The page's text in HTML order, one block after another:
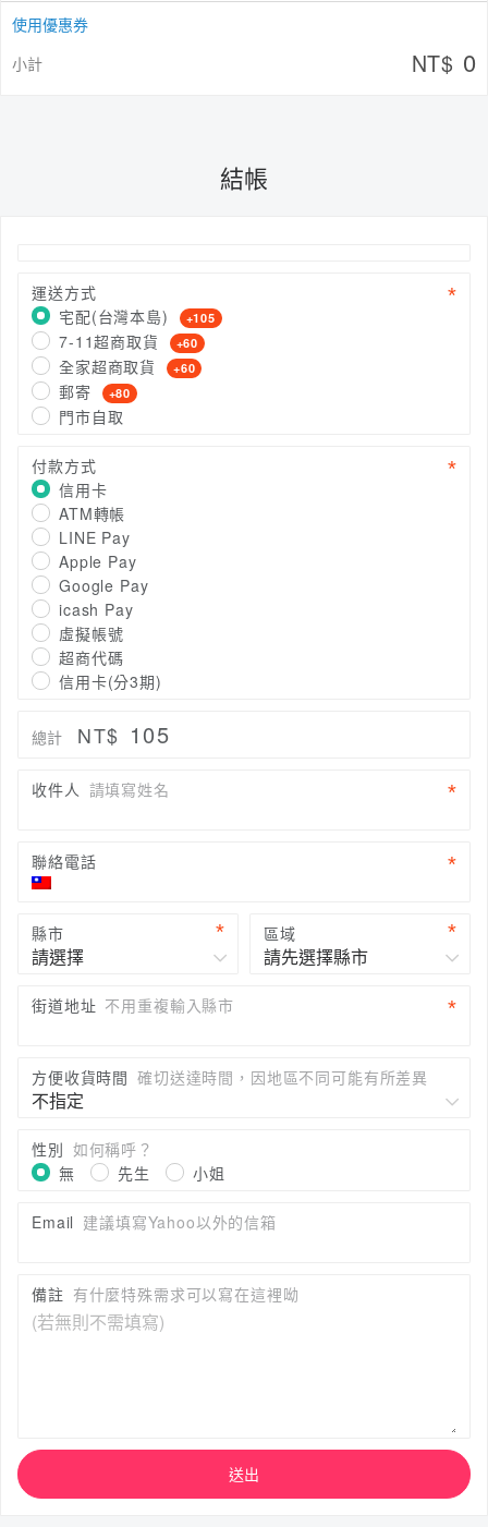
使用優惠券
小計
NT$ 0
結帳
運送方式
宅配(台灣本島)
+105
7-11超商取貨 +60
全家超商取貨 +60
郵寄 +80
門市自取
付款方式
信用卡
ATM轉帳
LINE Pay
Apple Pay
Google Pay
icash Pay
虛擬帳號
超商代碼
信用卡(分3期)
總計 NT$ 105
收件人 請填寫姓名
聯絡電話
縣市 區域
街道地址 不用重複輸入縣市
方便收貨時間 確切送達時間，因地區不同可能有所差異
性別 如何稱呼？
無
先生 小姐
Email 建議填寫Yahoo以外的信箱
備註 有什麼特殊需求可以寫在這裡呦
送出